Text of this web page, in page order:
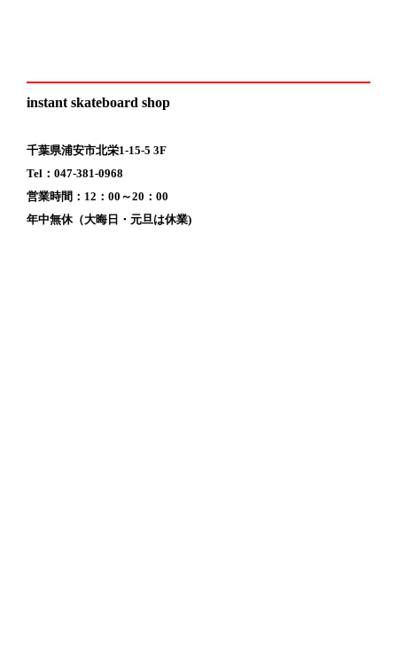
instant skateboard shop
千葉県浦安市北栄1-15-5 3F
Tel：047-381-0968
営業時間：12：00～20：00
年中無休（大晦日・元旦は休業)